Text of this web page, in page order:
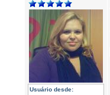
Usuário desde: